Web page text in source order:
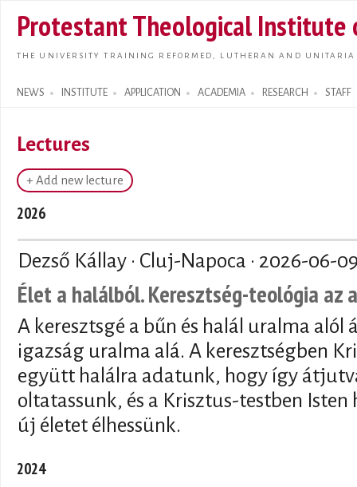
main
Protestant Theological Institute
THE UNIVERSITY TRAINING REFORMED, LUTHERAN AND
NEWS INSTITUTE APPLICATION ACADEMIA RESEARCH STAFF
Search form
Lectures
+ Add new lecture
2026
Dezső Kállay · Cluj-Napoca · 2026-06-
Élet a halálból. Keresztség-teológia az
A keresztsgé a bűn és halál uralma alól
igazság uralma alá. A keresztségben
együtt halálra adatunk, hogy így
oltatassunk, és a Krisztus-testben
új életet élhessünk.
2024